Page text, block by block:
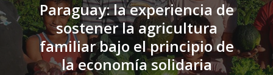
Paraguay: la experiencia de
sostener la agricultura
familiar bajo el principio de
la economía solidaria